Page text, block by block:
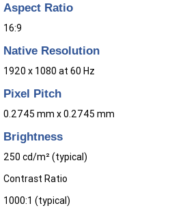
Aspect Ratio
16:9
Native Resolution
1920 x 1080 at 60 Hz
Pixel Pitch
0.2745 mm x 0.2745 mm
Brightness
250 cd/m² (typical)
Contrast Ratio
1000:1 (typical)